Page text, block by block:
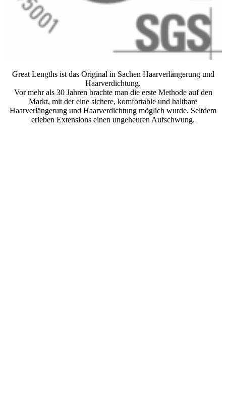
Great Lengths ist das Original in Sachen Haarverlängerung und
Haarverdichtung.
Vor mehr als 30 Jahren brachte man die erste Methode auf den
Markt, mit der eine sichere, komfortable und haltbare
Haarverlängerung und Haarverdichtung möglich wurde. Seitdem
erleben Extensions einen ungeheuren Aufschwung.